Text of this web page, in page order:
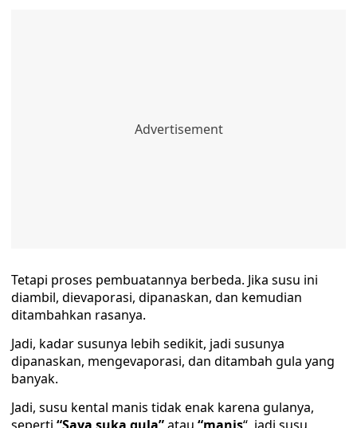
Tetapi proses pembuatannya berbeda. Jika susu ini
diambil, dievaporasi, dipanaskan, dan kemudian
ditambahkan rasanya.
Jadi, kadar susunya lebih sedikit, jadi susunya
dipanaskan, mengevaporasi, dan ditambah gula yang
banyak.
Jadi, susu kental manis tidak enak karena gulanya,